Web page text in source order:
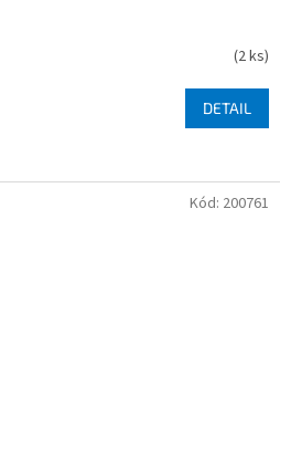
(2 ks)
DETAIL
Kód: 200761